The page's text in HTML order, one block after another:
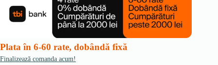
DESCHIS
MAT/DA
SET
Plata în 6-60 rate, dobândă fixă
Finalizează comanda acum!